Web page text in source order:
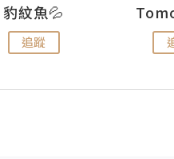
豹紋魚💦
追蹤